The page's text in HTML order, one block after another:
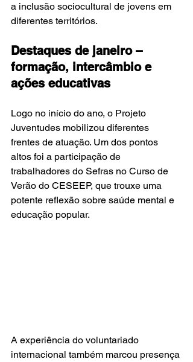
a inclusão sociocultural de jovens em
diferentes territórios.
Destaques de janeiro –
formação, intercâmbio e
ações educativas
Logo no início do ano, o Projeto
Juventudes mobilizou diferentes
frentes de atuação. Um dos pontos
altos foi a participação de
trabalhadores do Sefras no Curso de
Verão do CESEEP, que trouxe uma
potente reflexão sobre saúde mental e
educação popular.
A experiência do voluntariado
internacional também marcou presença